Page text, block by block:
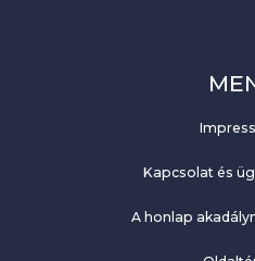
Kapcsolat és
A honlap